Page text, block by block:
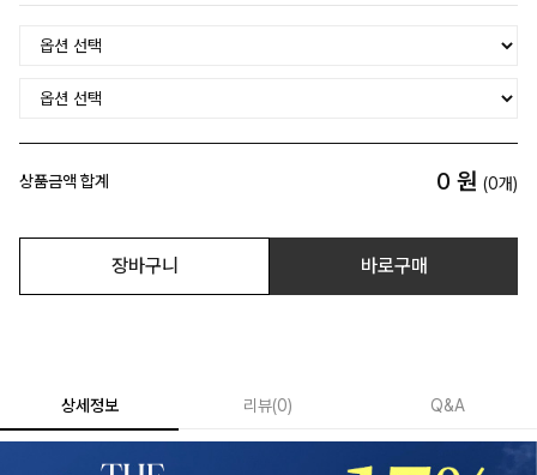
상품금액 합계 0 원 (0개)
장바구니 바로구매
상세정보 리뷰(0) Q&A